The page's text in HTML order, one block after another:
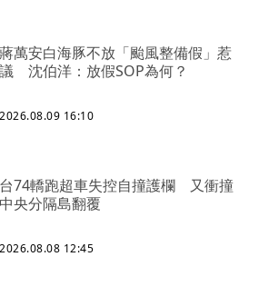
蔣萬安白海豚不放「颱風整備假」惹
議 沈伯洋：放假SOP為何？
2026.08.09 16:10
台74轎跑超車失控自撞護欄 又衝撞
中央分隔島翻覆
2026.08.08 12:45